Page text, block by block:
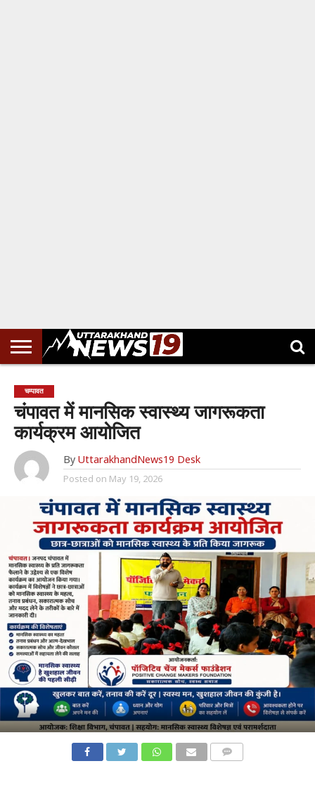
चम्पावत
चंपावत में मानसिक स्वास्थ्य जागरूकता
कार्यक्रम आयोजित
By UttarakhandNews19 Desk
Posted on May 19, 2026